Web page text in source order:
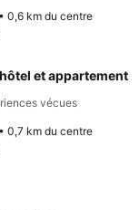
0,6 km du centre
et appartement
vécues
0,7 km du centre